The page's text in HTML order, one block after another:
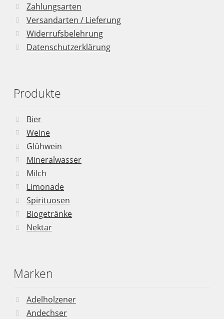
Zahlungsarten
Versandarten / Lieferung
Widerrufsbelehrung
Datenschutzerklärung
Produkte
Bier
Weine
Glühwein
Mineralwasser
Milch
Limonade
Spirituosen
Biogetränke
Nektar
Marken
Adelholzener
Andechser